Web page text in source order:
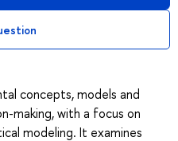
concepts, models and
making, with a focus on
modeling. It examines